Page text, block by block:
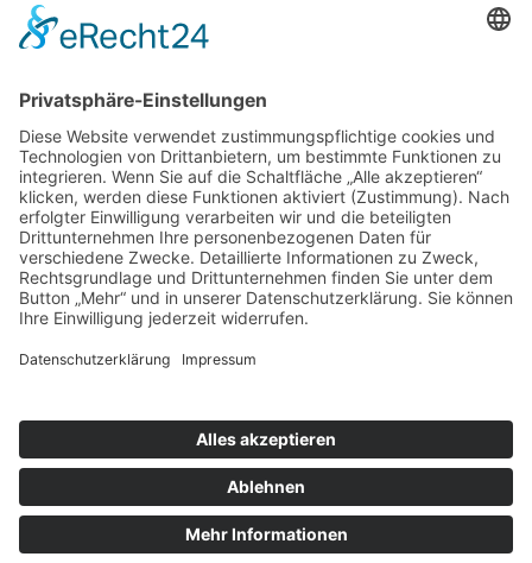
nach oben
Impressum|Datenschutz
Ihnen gefällt, was Sie lesen?
Dann teilen Sie es mit anderen!
X